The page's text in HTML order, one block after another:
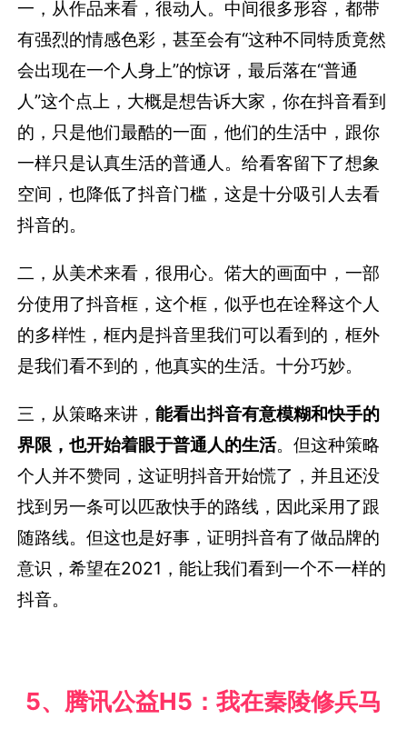
一，从作品来看，很动人。中间很多形容，都带
有强烈的情感色彩，甚至会有“这种不同特质竟然
会出现在一个人身上”的惊讶，最后落在“普通
人”这个点上，大概是想告诉大家，你在抖音看到
的，只是他们最酷的一面，他们的生活中，跟你
一样只是认真生活的普通人。给看客留下了想象
空间，也降低了抖音门槛，这是十分吸引人去看
抖音的。
二，从美术来看，很用心。偌大的画面中，一部
分使用了抖音框，这个框，似乎也在诠释这个人
的多样性，框内是抖音里我们可以看到的，框外
是我们看不到的，他真实的生活。十分巧妙。
三，从策略来讲，能看出抖音有意模糊和快手的
界限，也开始着眼于普通人的生活。但这种策略
个人并不赞同，这证明抖音开始慌了，并且还没
找到另一条可以匹敌快手的路线，因此采用了跟
随路线。但这也是好事，证明抖音有了做品牌的
意识，希望在2021，能让我们看到一个不一样的
抖音。
5、 腾讯公益H5：我在秦陵修兵马